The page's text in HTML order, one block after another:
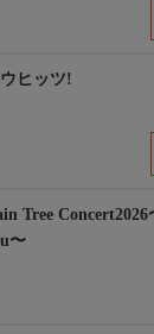
ヒッツ!
Tree
〜